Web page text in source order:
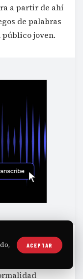
a partir de ahí
de palabras
público joven.
paraACEPTAR